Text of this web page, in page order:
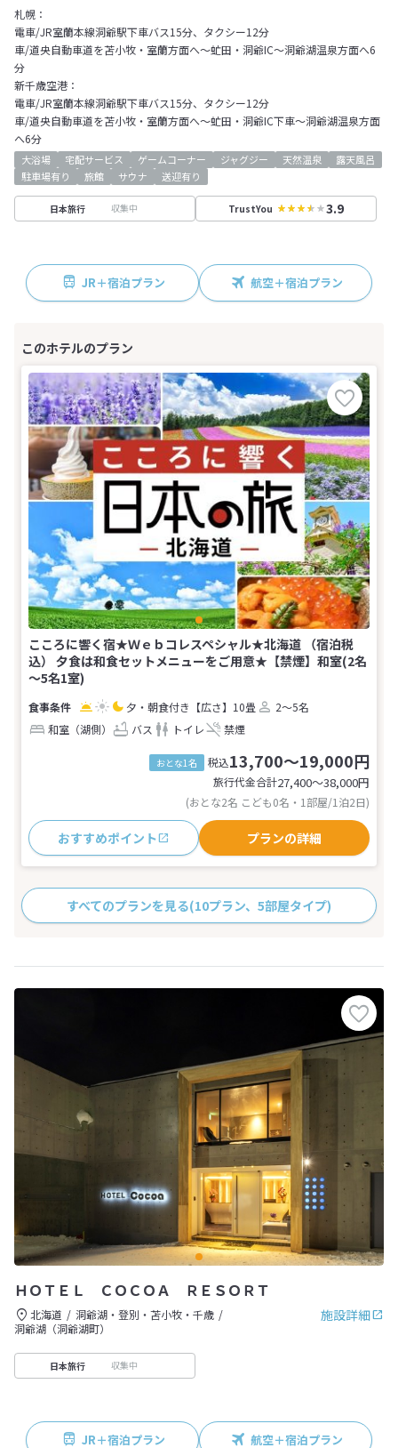
札幌：
電車/JR室蘭本線洞爺駅下車バス15分、タクシー12分
車/道央自動車道を苫小牧・室蘭方面へ～虻田・洞爺IC～洞爺湖温泉方面へ6
分
新千歳空港：
電車/JR室蘭本線洞爺駅下車バス15分、タクシー12分
車/道央自動車道を苫小牧・室蘭方面へ～虻田・洞爺IC下車～洞爺湖温泉方面
へ6分
大浴場 宅配サービス ゲームコーナー ジャグジー 天然温泉
露天風呂
駐車場有り
旅館 サウナ 送迎有り
日本旅行 収集中 TrustYou 3.9
JR＋宿泊プラン 航空＋宿泊プラン
こころに響く宿★Ｗｅｂコレスペシャル★北海道 （宿泊税
込） 夕食は和食セットメニューをご用意★【禁煙】和室(2名
～5名1室)
夕・朝食付き 【広さ】10畳
2～5名
和室（湖側）
バス トイレ 禁煙
おとな1名 税込13,700～19,000円
旅行代金合計27,400〜38,000円
(おとな2名 こども0名・1部屋/1泊2日)
おすすめポイント プランの詳細
すべてのプランを見る(10プラン、5部屋タイプ)
ＨＯＴＥＬ ＣＯＣＯＡ ＲＥＳＯＲＴ
施設詳細
北海道
洞爺湖・登別・苫小牧・千歳
洞爺湖（洞爺湖町）
日本旅行 収集中
JR＋宿泊プラン 航空＋宿泊プラン